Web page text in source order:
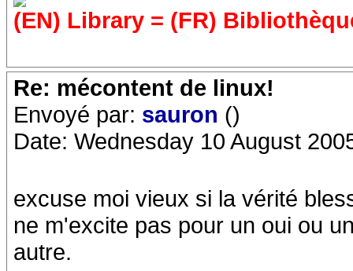
(EN) Library = (FR)
Re: mécontent de linux!
Envoyé par: sauron ()
Date: Wednesday 10 August
excuse moi vieux si la vérité
ne m'excite pas pour un oui ou
autre.